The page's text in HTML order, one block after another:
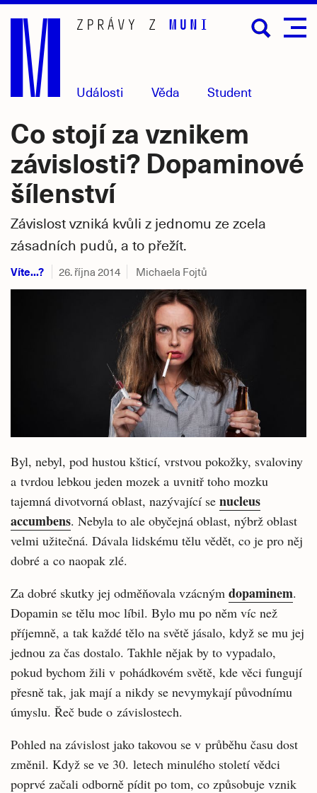
Přejít
hlavní
obsah
Události Věda Student
Co stojí za vznikem
závislosti? Dopaminové
šílenství
Závislost vzniká kvůli z jednomu ze zcela
zásadních pudů, a to přežít.
Víte...? 26. října 2014 Michaela Fojtů
Byl, nebyl, pod hustou kšticí, vrstvou pokožky, svaloviny
a tvrdou lebkou jeden mozek a uvnitř toho mozku
tajemná divotvorná oblast, nazývající se nucleus
accumbens. Nebyla to ale obyčejná oblast, nýbrž oblast
velmi užitečná. Dávala lidskému tělu vědět, co je pro něj
dobré a co naopak zlé.
Za dobré skutky jej odměňovala vzácným dopaminem.
Dopamin se tělu moc líbil. Bylo mu po něm víc než
příjemně, a tak každé tělo na světě jásalo, když se mu jej
jednou za čas dostalo. Takhle nějak by to vypadalo,
pokud bychom žili v pohádkovém světě, kde věci fungují
přesně tak, jak mají a nikdy se nevymykají původnímu
úmyslu. Řeč bude o závislostech.
Pohled na závislost jako takovou se v průběhu času dost
změnil. Když se ve 30. letech minulého století vědci
poprvé začali odborně pídit po tom, co způsobuje vznik